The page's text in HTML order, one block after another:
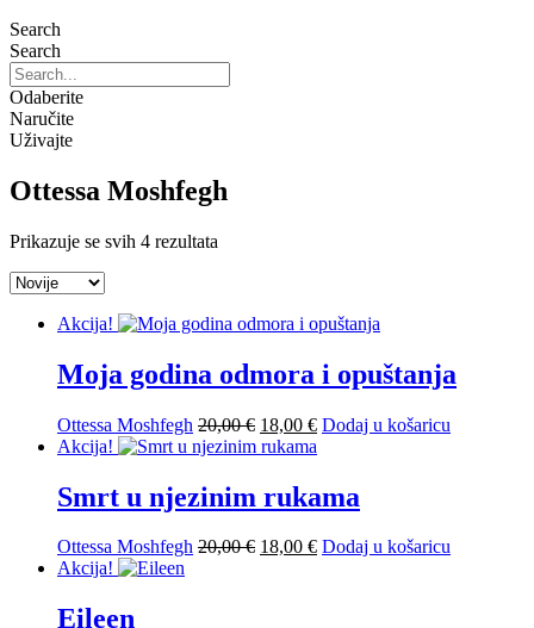
Search
Search
Odaberite
Naručite
Uživajte
Ottessa Moshfegh
Prikazuje se svih 4 rezultata
Akcija!
Moja godina odmora i opuštanja
Ottessa Moshfegh 20,00€ Izvorna
cijena
20,00 €.
18,00 €Trenutna
Dodaj u košaricu
Akcija!
Smrt u njezinim rukama
Ottessa Moshfegh 20,00€ Izvorna
18,00 €Trenutna
Dodaj u košaricu
Akcija!
Eileen